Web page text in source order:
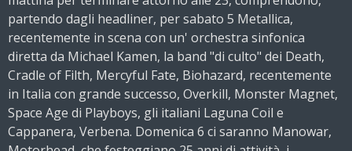
partendo dagli headliner, per sabato 5 Metallica,
recentemente in scena con un' orchestra sinfonica
diretta da Michael Kamen, la band "di culto" dei Death,
Cradle of Filth, Mercyful Fate, Biohazard, recentemente
in Italia con grande successo, Overkill, Monster Magnet,
Space Age di Playboys, gli italiani Laguna Coil e
Cappanera, Verbena. Domenica 6 ci saranno Manowar,